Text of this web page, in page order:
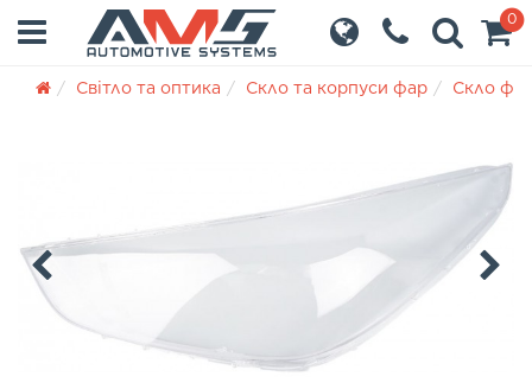
0
Світло та оптика Скло та корпуси фар Скло